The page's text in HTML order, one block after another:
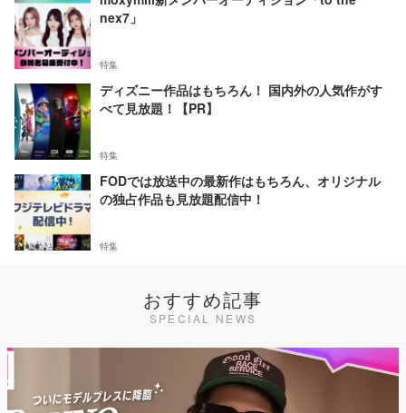
nex7」
特集
ディズニー作品はもちろん！ 国内外の人気作がす
べて見放題！【PR】
特集
FODでは放送中の最新作はもちろん、オリジナル
の独占作品も見放題配信中！
特集
おすすめ記事
SPECIAL NEWS